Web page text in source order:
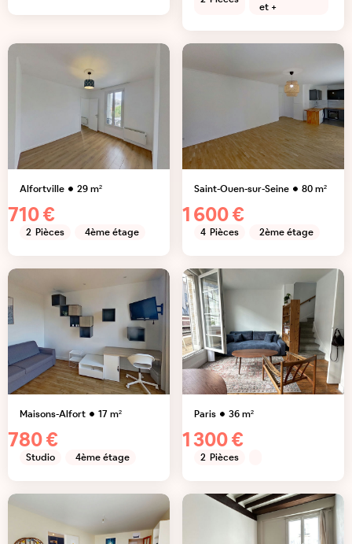
et +
Alfortville 29m²
710 €
2 Pièces 4ème étage
Saint-Ouen-sur-Seine 80m²
1 600 €
4 Pièces 2ème étage
Maisons-Alfort 17m²
780 €
Studio 4ème étage
Paris 36m²
1 300 €
2 Pièces